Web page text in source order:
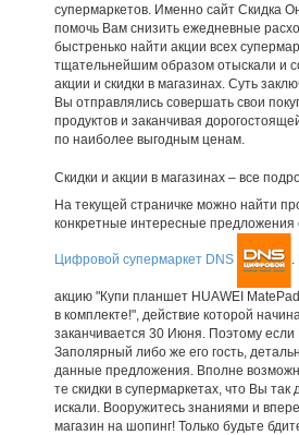
супермаркетов. Именно сайт Скидка
помочь Вам снизить ежедневные
быстренько найти акции всех
тщательнейшим образом отыскали и
акции и скидки в магазинах. Суть
Вы отправлялись совершать свои
продуктов и заканчивая
по наиболее выгодным ценам.
Скидки и акции в магазинах – все
На текущей страничке можно найти
конкретные интересные предложения
Цифровой супермаркет DNS .
акцию "Купи планшет HUAWEI
в комплекте!", действие которой
заканчивается 30 Июня. Поэтому
Заполярный либо же его гость,
данные предложения. Вполне
те скидки в супермаркетах, что Вы
искали. Вооружитесь знаниями и
магазин на шопинг! Только будьте